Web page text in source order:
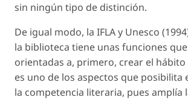
sin ningún tipo de distinción.
De igual modo, la IFLA y Unesco
la biblioteca tiene unas funciones
orientadas a, primero, crear el
es uno de los aspectos que posibilita
la competencia literaria, pues amplía